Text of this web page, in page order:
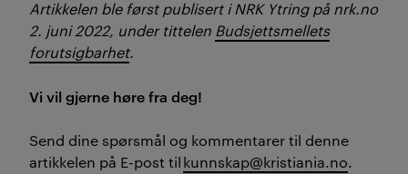
Artikkelen ble først publisert i NRK Ytring på nrk.no
2. juni 2022, under tittelen Budsjettsmellets
forutsigbarhet.
Vi vil gjerne høre fra deg!
Send dine spørsmål og kommentarer til denne
artikkelen på E-post tilkunnskap@kristiania.no.